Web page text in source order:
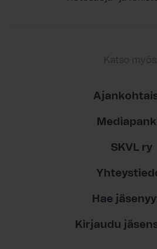
Katso myös:
SKVL ry
Hae
Kirjaudu